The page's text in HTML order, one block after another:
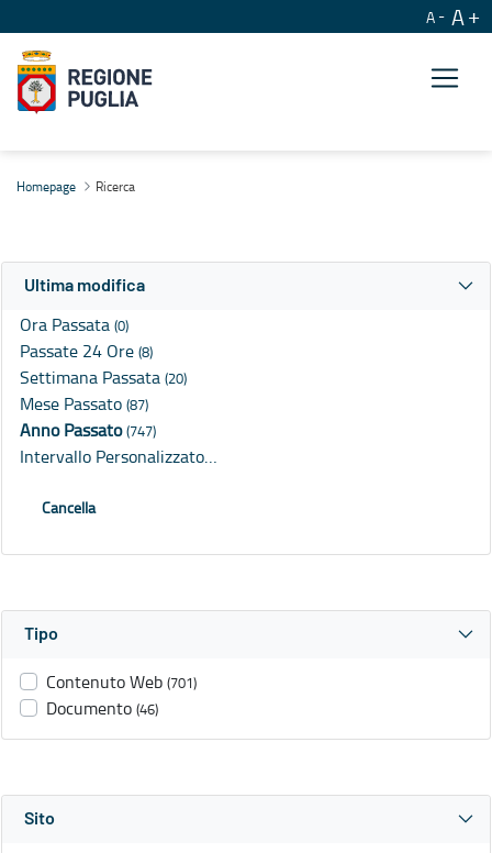
A A
Homepage Ricerca
Ultima modifica
Ora Passata (0)
Passate 24 Ore (8)
Settimana Passata (20)
Mese Passato (87)
Anno Passato(747)
Intervallo Personalizzato…
Cancella
Tipo
Contenuto Web (701)
Documento (46)
Sito